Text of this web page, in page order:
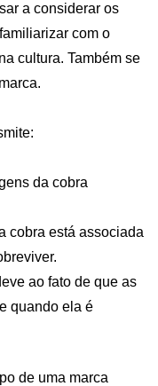
a considerar os
com o
cultura. Também se
da cobra
cobra está associada
ao fato de que as
quando ela é
de uma marca